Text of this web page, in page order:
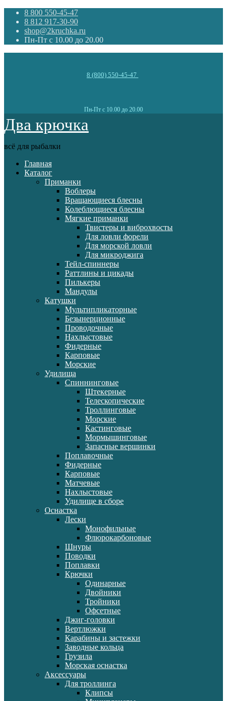
8 800 550-45-47
8 812 917-30-90
shop@2kruchka.ru
Пн-Пт с 10.00 до 20.00
8 (800) 550-45-47
Пн-Пт с 10.00 до 20.00
Два крючка
всё для рыбалки
Главная
Каталог
Приманки
Воблеры
Вращающиеся блесны
Колеблющиеся блесны
Мягкие приманки
Твистеры и виброхвосты
Для ловли форели
Для морской ловли
Для микроджига
Тейл-спиннеры
Раттлины и цикады
Пилькеры
Мандулы
Катушки
Мультипликаторные
Безынерционные
Проводочные
Нахлыстовые
Фидерные
Карповые
Морские
Удилища
Спиннинговые
Штекерные
Телескопические
Троллинговые
Морские
Кастинговые
Мормышинговые
Запасные вершинки
Поплавочные
Фидерные
Карповые
Матчевые
Нахлыстовые
Удилище в сборе
Оснастка
Лески
Монофильные
Флюрокарбоновые
Шнуры
Поводки
Поплавки
Крючки
Одинарные
Двойники
Тройники
Офсетные
Джиг-головки
Вертлюжки
Карабины и застежки
Заводные кольца
Грузила
Морская оснастка
Аксессуары
Для троллинга
Клипсы